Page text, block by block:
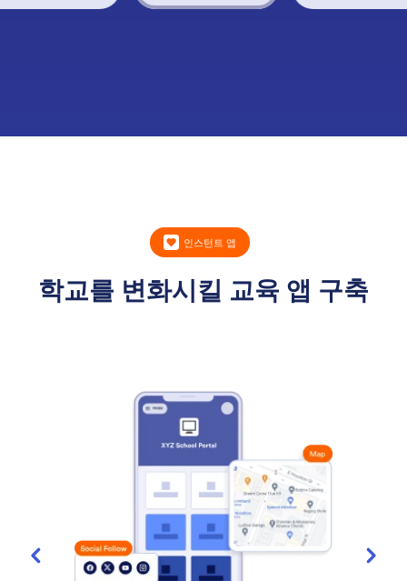
인스턴트 앱
학교를 변화시킬 교육 앱 구축